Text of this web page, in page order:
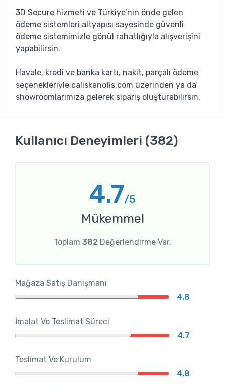
3D Secure hizmeti ve Türkiye’nin önde gelen
ödeme sistemleri altyapısı sayesinde güvenli
ödeme sistemimizle gönül rahatlığıyla alışverişini
yapabilirsin.
Havale, kredi ve banka kartı, nakit, parçalı ödeme
seçenekleriyle caliskanofis.com üzerinden ya da
showroomlarımıza gelerek sipariş oluşturabilirsin.
Kullanıcı Deneyimleri (382)
4.7/5
Mükemmel
Toplam 382 Değerlendirme Var.
Mağaza Satış Danışmanı
4.8
İmalat Ve Teslimat Süreci
4.7
Teslimat Ve Kurulum
4.8